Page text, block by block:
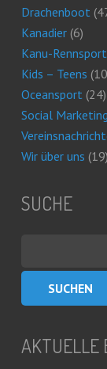
Drachenboot
Kanadier(6)
Kanu-Rennsport
Kids – Teens
Oceansport(24)
Social Marketing
Wir über uns (19)
SUCHE
AKTUELLE